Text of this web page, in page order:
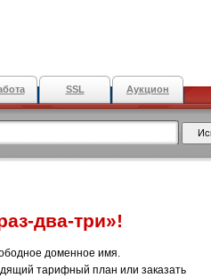
SSL Аукцион
два-три»!
доменное имя.
тарифный план или заказать